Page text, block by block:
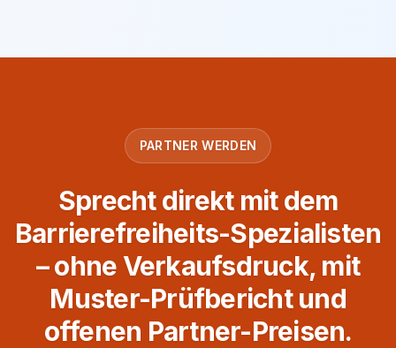
PARTNER WERDEN
Sprecht direkt mit dem
Barrierefreiheits-Spezialisten
– ohne Verkaufsdruck, mit
Muster-Prüfbericht und
offenen Partner-Preisen.